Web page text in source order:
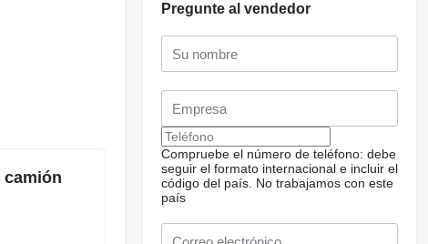
camión
Pregunte al vendedor
Compruebe el número de teléfono: debe
seguir el formato internacional e incluir el
código del país. No trabajamos con este
país